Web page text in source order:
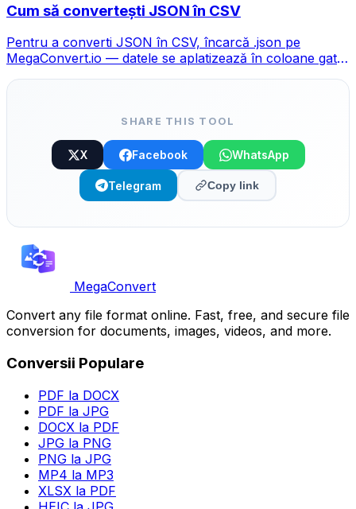
Cum să convertești JSON în CSV
Pentru a converti JSON în CSV, încarcă .json pe
MegaConvert.io — datele se aplatizează în coloane gata
SHARE THIS TOOL
X Facebook WhatsApp
Telegram Copy link
MegaConvert
Convert any file format online. Fast, free, and secure file
conversion for documents, images, videos, and more.
Conversii Populare
PDF la DOCX
PDF la JPG
DOCX la PDF
JPG la PNG
PNG la JPG
MP4 la MP3
XLSX la PDF